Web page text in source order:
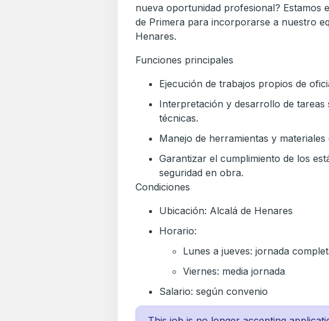
nueva oportunidad profesional? Estamos
de Primera para incorporarse a nuestro
Henares.
Funciones principales
Ejecución de trabajos propios de
Interpretación y desarrollo de tareas
técnicas.
Manejo de herramientas y
Garantizar el cumplimiento de los
seguridad en obra.
Condiciones
Ubicación: Alcalá de Henares
Horario:
Lunes a jueves: jornada
Viernes: media jornada
Salario: según convenio